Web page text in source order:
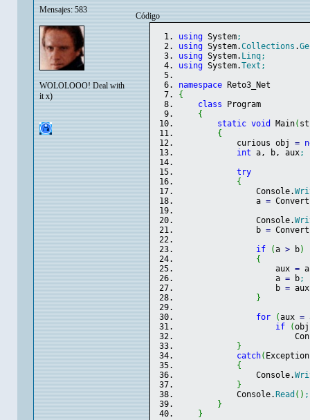
Mensajes: 583
WOLOLOOO! Deal with
it x)
Código
using System;
using System.Collections .
using System. Linq;
using System.Text ;
namespace Reto3_Net
{
class Program
{
static void Main(
{
curious obj =
int a, b, aux;
try
{
Console.
a =
Console.
b =
if
(a > b)
{
aux = a
a = b;
b = aux
}
for
(aux =
if
(
}
catch(
{
Console.
}
Console. Read ( ) ;
}
}